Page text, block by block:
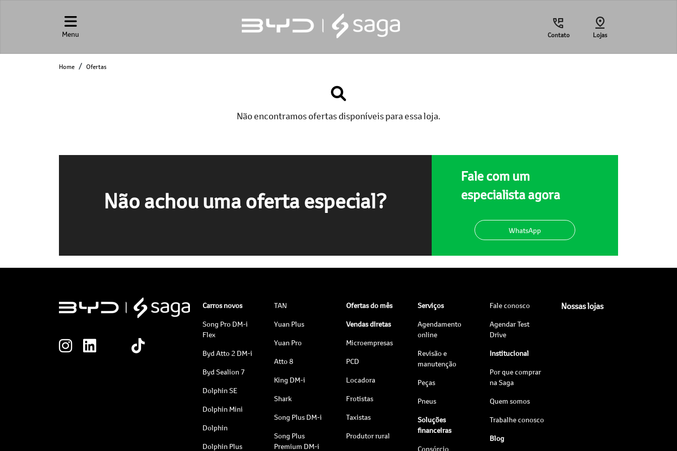
Menu Contato Lojas
Home Ofertas
Não encontramos ofertas disponíveis para essa loja.
Não achou uma oferta especial?
Fale com um
especialista agora
WhatsApp
Carros novos
Song Pro DM-i
Flex
Byd Atto 2 DM-i
Byd Sealion 7
Dolphin SE
Dolphin Mini
Dolphin
Dolphin Plus
TAN
Yuan Plus
Yuan Pro
Atto 8
King DM-i
Shark
Song Plus DM-i
Song Plus
Premium DM-i
Ofertas do mês
Vendas diretas
Microempresas
PCD
Locadora
Frotistas
Taxistas
Produtor rural
Serviços
Agendamento
online
Revisão e
manutenção
Peças
Pneus
Soluções
financeiras
Consórcio
Fale conosco
Agendar Test
Drive
Institucional
Por que comprar
na Saga
Quem somos
Trabalhe conosco
Blog
Nossas lojas